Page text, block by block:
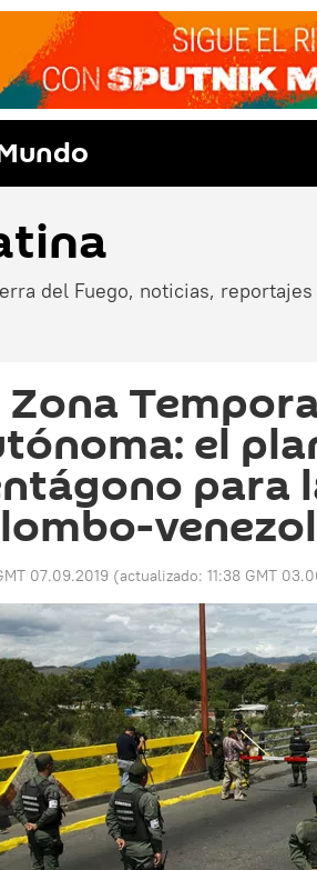
del Fuego, noticias,
Zona
el
para
07.09.2019 (actualizado: 11:38 GMT